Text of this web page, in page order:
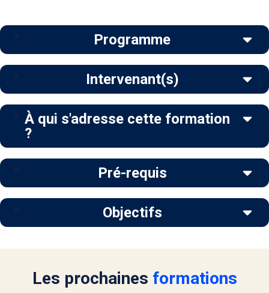
Programme
Intervenant(s)
À qui s'adresse cette formation
?
Pré-requis
Objectifs
Les prochaines formations